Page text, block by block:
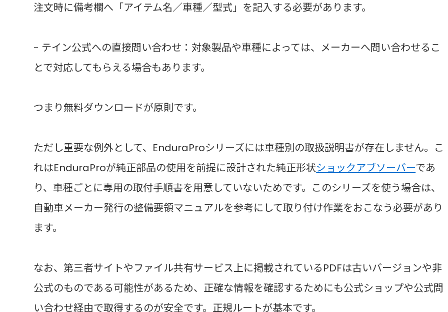
注文時に備考欄へ「アイテム名／車種／型式」を記入する必要があります。
- テイン公式への直接問い合わせ：対象製品や車種によっては、メーカーへ問い合わせるこ
とで対応してもらえる場合もあります。
つまり無料ダウンロードが原則です。
ただし重要な例外として、EnduraProシリーズには車種別の取扱説明書が存在しません。こ
れはEnduraProが純正部品の使用を前提に設計された純正形状ショックアブソーバーであ
り、車種ごとに専用の取付手順書を用意していないためです。このシリーズを使う場合は、
自動車メーカー発行の整備要領マニュアルを参考にして取り付け作業をおこなう必要があり
ます。
なお、第三者サイトやファイル共有サービス上に掲載されているPDFは古いバージョンや非
公式のものである可能性があるため、正確な情報を確認するためにも公式ショップや公式問
い合わせ経由で取得するのが安全です。正規ルートが基本です。